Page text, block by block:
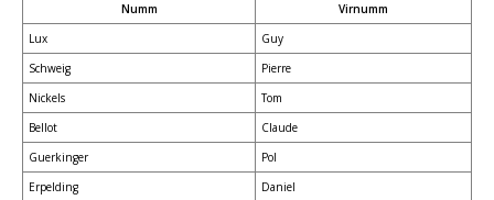
Numm
Virnumm
Lux
Guy
Schweig
Pierre
Nickels
Tom
Bellot
Claude
Guerkinger
Pol
Erpelding
Daniel